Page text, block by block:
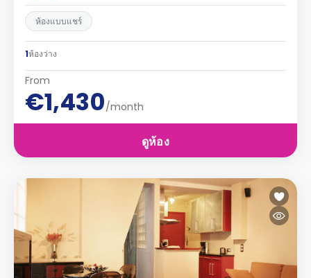
ห้องแบบแชร์
1ห้องว่าง
From
€1,430/month
ดูห้อง